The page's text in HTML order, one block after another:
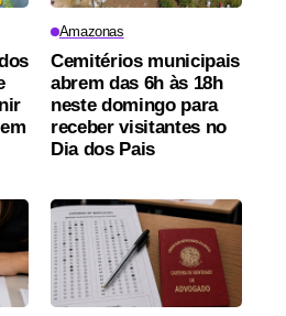
Amazonas
Cemitérios municipais
abrem das 6h às 18h
neste domingo para
receber visitantes no
Dia dos Pais